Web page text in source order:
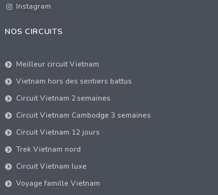
Instagram
NOS CIRCUITS
Meilleur circuit Vietnam
Vietnam hors des sentiers battus
Circuit Vietnam 2 semaines
Circuit Vietnam Cambodge 3 semaines
Circuit Vietnam 12 jours
Trek Vietnam nord
Circuit Vietnam luxe
Voyage famille Vietnam